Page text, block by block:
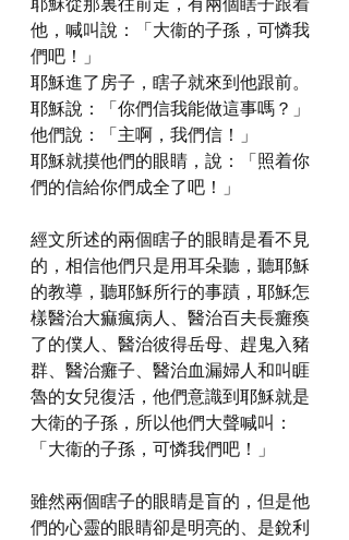
他，喊叫說：「大衞的子孫，可憐我
們吧！」
耶穌進了房子，瞎子就來到他跟前。
耶穌說：「你們信我能做這事嗎？」
他們說：「主啊，我們信！」
耶穌就摸他們的眼睛，說：「照着你
們的信給你們成全了吧！」
經文所述的兩個瞎子的眼睛是看不見
的，相信他們只是用耳朵聽，聽耶穌
的教導，聽耶穌所行的事蹟，耶穌怎
樣醫治大痲瘋病人、醫治百夫長癱瘓
了的僕人、醫治彼得岳母、趕鬼入豬
群、醫治癱子、醫治血漏婦人和叫睚
魯的女兒復活，他們意識到耶穌就是
大衛的子孫，所以他們大聲喊叫：
「大衞的子孫，可憐我們吧！」
雖然兩個瞎子的眼睛是盲的，但是他
們的心靈的眼睛卻是明亮的、是銳利